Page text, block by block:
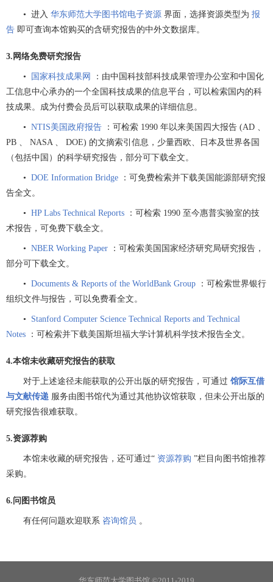
• 进入 华东师范大学图书馆电子资源 界面，选择资源类型为 报
告 即可查询本馆购买的含研究报告的中外文数据库。
3.网络免费研究报告
• 国家科技成果网
：由中国科技部科技成果管理办公室和中国化
工信息中心承办的一个全国科技成果的信息平台，可以检索国内的科
技成果。成为付费会员后可以获取成果的详细信息。
• NTIS美国政府报告
：可检索 1990 年以来美国四大报告 (AD 、
PB 、 NASA 、 DOE) 的文摘索引信息，少量西欧、日本及世界各国
（包括中国）的科学研究报告，部分可下载全文。
• DOE Information Bridge
：可免费检索并下载美国能源部研究报
告全文。
• HP Labs Technical Reports
：可检索 1990 至今惠普实验室的技
术报告，可免费下载全文。
• NBER Working Paper
：可检索美国国家经济研究局研究报告，
部分可下载全文。
• Documents & Reports of the WorldBank Group
：可检索世界银行
组织文件与报告，可以免费看全文。
• Stanford Computer Science Technical Reports and Technical
Notes
：可检索并下载美国斯坦福大学计算机科学技术报告全文。
4.本馆未收藏研究报告的获取
对于上述途径未能获取的公开出版的研究报告，可通过 馆际互借
与文献传递 服务由图书馆代为通过其他协议馆获取，但未公开出版的
研究报告很难获取。
5.资源荐购
本馆未收藏的研究报告，还可通过“ 资源荐购 ”栏目向图书馆推荐
采购。
6.问图书馆员
有任何问题欢迎联系 咨询馆员 。